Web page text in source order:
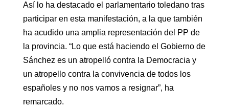
Así lo ha destacado el parlamentario toledano tras
participar en esta manifestación, a la que también
ha acudido una amplia representación del PP de
la provincia. “Lo que está haciendo el Gobierno de
Sánchez es un atropelló contra la Democracia y
un atropello contra la convivencia de todos los
españoles y no nos vamos a resignar”, ha
remarcado.